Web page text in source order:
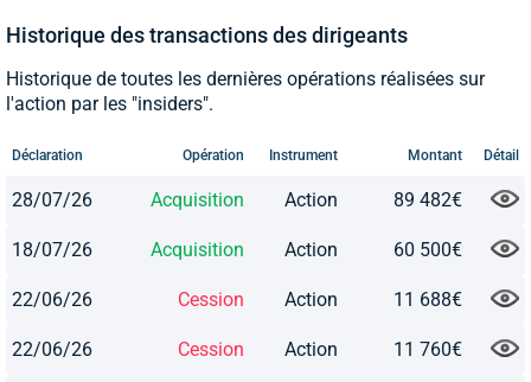
Historique des transactions des dirigeants
Historique de toutes les dernières opérations réalisées sur
l'action par les "insiders".
Déclaration Opération Instrument Montant Détail
28/07/26 Acquisition Action 89 482€
18/07/26 Acquisition Action 60 500€
22/06/26 Cession Action 11 688€
22/06/26 Cession Action 11 760€